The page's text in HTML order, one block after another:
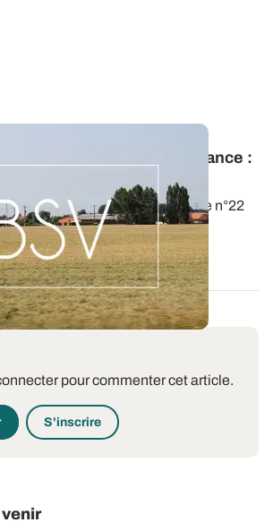
du Végétal - Hauts-de-France :
/ Pommes de terre
n°29 et Pommes de terre n°22
la région...
pour commenter cet article.
S'inscrire